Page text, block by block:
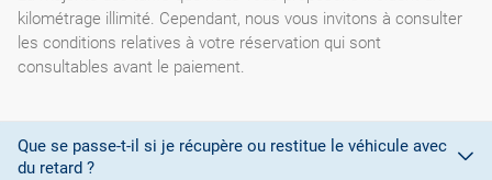
kilométrage illimité. Cependant, nous vous invitons à consulter
les conditions relatives à votre réservation qui sont
consultables avant le paiement.
Que se passe-t-il si je récupère ou restitue le véhicule avec
du retard ?